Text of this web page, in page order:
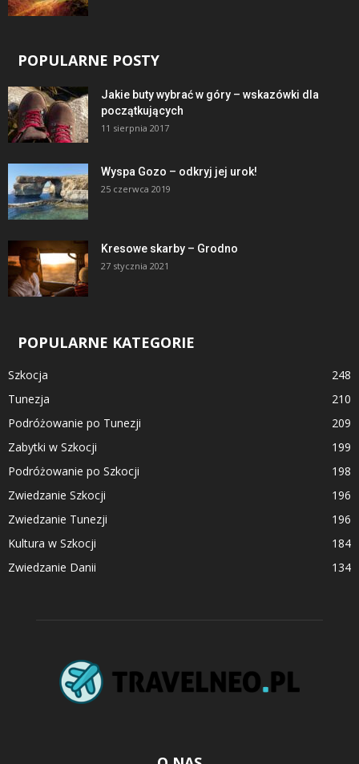
POPULARNE POSTY
Jakie buty wybrać w góry – wskazówki dla
początkujących
11 sierpnia 2017
Wyspa Gozo – odkryj jej urok!
25 czerwca 2019
Kresowe skarby – Grodno
27 stycznia 2021
POPULARNE KATEGORIE
Szkocja
248
Tunezja
210
Podróżowanie po Tunezji
209
Zabytki w Szkocji
199
Podróżowanie po Szkocji
198
Zwiedzanie Szkocji
196
Zwiedzanie Tunezji
196
Kultura w Szkocji
184
Zwiedzanie Danii
134